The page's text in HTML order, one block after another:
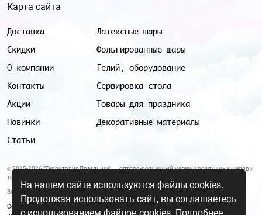
Доставка
Скидки
О компании
Контакты
Акции
Новинки
Статьи
Латексные шары
Фольгированные шары
Гелий, оборудование
Сервировка стола
Товары для праздника
Декоративные материалы
Карта сайта
© 2015-2026 "Территория Праздника" — оптово-розничный магазин воздушных шаров и
товаров для праздника.
Все цены и условия, указанные на данном сайте, не являются публичной офертой.
Согласие на обработку персональных данных
На нашем сайте используются файлы cookies.
Продолжая использовать сайт, вы соглашаетесь